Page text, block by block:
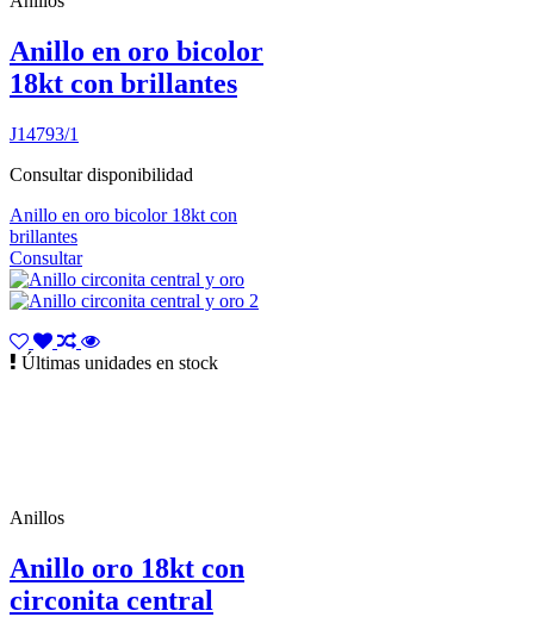
Anillo en oro bicolor
18kt con brillantes
J14793/1
Consultar disponibilidad
Anillo en oro bicolor 18kt con
brillantes
Consultar
Últimas unidades en stock
Anillos
Anillo oro 18kt con
circonita central